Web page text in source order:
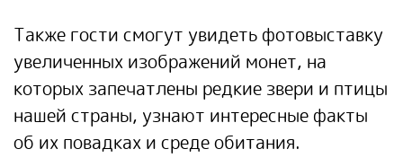
Также гости смогут увидеть фотовыставку
увеличенных изображений монет, на
которых запечатлены редкие звери и птицы
нашей страны, узнают интересные факты
об их повадках и среде обитания.